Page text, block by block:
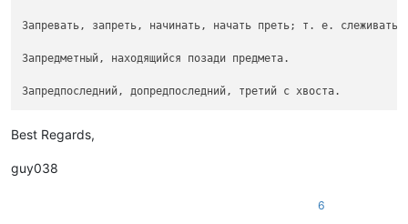
Запревать, запреть, начинать, начать преть; т. е.
Запредметный, находящийся позади предмета.
Best Regards,
guy038
6